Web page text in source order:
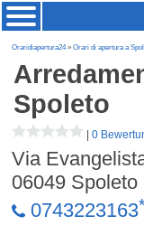
Oraridiapertura24»Orari di apertura a
Spoleto
|0
Via
06049 Spoleto
0743223163*